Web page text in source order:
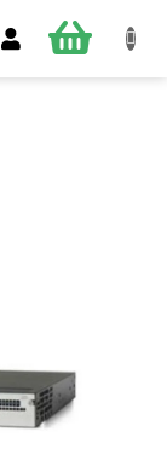
NÁKUPNÍ